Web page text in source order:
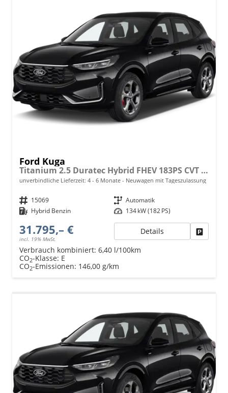
Ford Kuga
Titanium 2.5 Duratec Hybrid FHEV 183PS CVT (AUTOMATIK) ALLRAD, 5 Jahre Garantie, 17" Alu, Navigation 13"-Display, Parksensoren vorne/hinten, Rückfahrkamera, Climatronic, Privacy-Glas, Key-Free-System, Tempomat, LED-Scheinwerfer
unverbindliche Lieferzeit: 4 - 6 Monate Neuwagen mit Tageszulassung
Fahrzeugnr. 15069 Getriebe Automatik
Kraftstoff Hybrid Benzin Leistung 134 kW (182 PS)
31.795,– €
incl. 19% MwSt.
Details
Verbrauch kombiniert: 6,40 l/100km
CO2-Klasse: E
CO2-Emissionen: 146,00 g/km